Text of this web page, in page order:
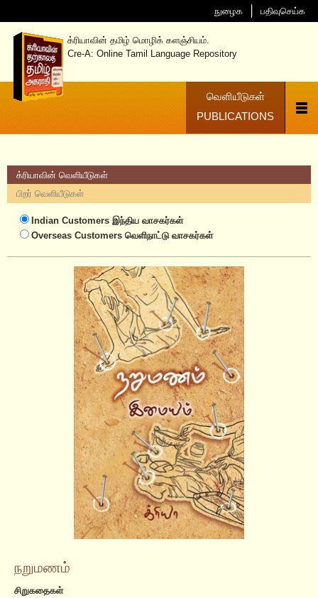
க்ரியாவின் தமிழ் மொழிக் களஞ்சியம்.
Cre-A: Online Tamil Language Repository
வெளியீடுகள்
PUBLICATIONS
நுழைக பதிவுசெய்க
க்ரியாவின் வெளியீடுகள்
பிறர் வெளியீடுகள்
Indian Customersஇந்திய வாசகர்கள்
Overseas Customersவெளிநாட்டு வாசகர்கள்
நறுமணம்
சிறுகதைகள்